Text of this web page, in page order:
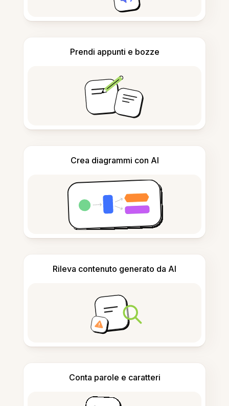
Prendi appunti e bozze
Crea diagrammi con AI
Rileva contenuto generato da AI
Conta parole e caratteri